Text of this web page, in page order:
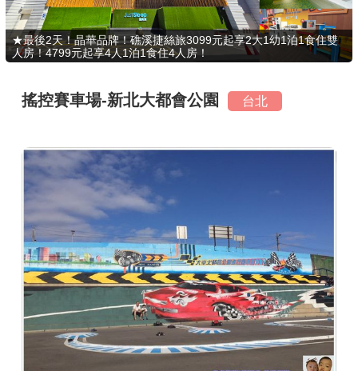
好康優惠
最新消息
最新留言
商家合作
推薦景點
討論區
聯絡我們
★最後2天！晶華品牌！礁溪捷絲旅3099元起享2大1幼1泊1食住雙
人房！4799元起享4人1泊1食住4人房！
搖控賽車場-新北大都會公園 台北